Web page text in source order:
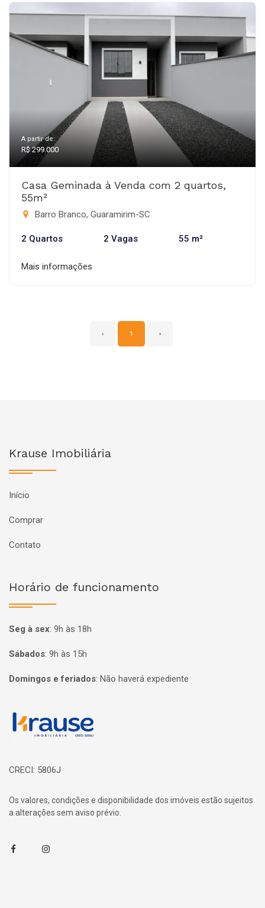
A partir de:
R$ 299.000
Casa Geminada à Venda com 2 quartos,
55m²
Barro Branco, Guaramirim-SC
2 Quartos 2 Vagas 55 m²
Mais informações
‹ 1 ›
Krause Imobiliária
Início
Comprar
Contato
Horário de funcionamento
Seg à sex: 9h às 18h
Sábados: 9h às 15h
Domingos e feriados: Não haverá expediente
Página inicial
CRECI: 5806J
Os valores, condições e disponibilidade dos imóveis estão sujeitos
a alterações sem aviso prévio.
FacebookInstagram